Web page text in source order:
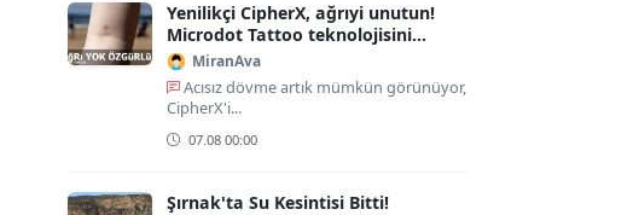
Yenilikçi CipherX, ağrıyi unutun!
Microdot Tattoo teknolojisini
duyurdu!
MiranAva
Acısız dövme artık mümkün görünüyor,
CipherX'i...
07.08 00:00
Şırnak'ta Su Kesintisi Bitti!